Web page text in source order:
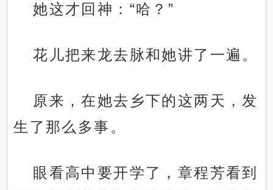
她这才回神：“哈？”
花儿把来龙去脉和她讲了一遍。
原来，在她去乡下的这两天，发
生了那么多事。
眼看高中要开学了，章程芳看到